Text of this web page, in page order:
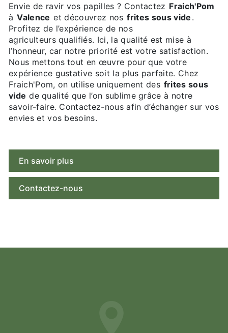
Envie de ravir vos papilles ? Contactez Fraich'Pom
à Valence et découvrez nos frites sous vide .
Profitez de l’expérience de nos
agriculteurs qualifiés. Ici, la qualité est mise à
l’honneur, car notre priorité est votre satisfaction.
Nous mettons tout en œuvre pour que votre
expérience gustative soit la plus parfaite. Chez
Fraich'Pom, on utilise uniquement des frites sous
vide de qualité que l’on sublime grâce à notre
savoir-faire. Contactez-nous afin d’échanger sur vos
envies et vos besoins.
En savoir plus
Contactez-nous